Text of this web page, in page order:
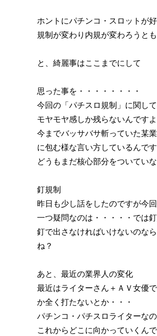
ホントにパチンコ・スロットが
規制が変わり内規が変わろうと
と、綺麗事はここまでにして
思った事を・・・・・・・・
今回の「パチスロ規制」に関し
モヤモヤ感しか残らないんです
今までバッサバサ斬っていた某
に包む様な言い方しているんで
どうもまだ核心部分をついてい
釘規制
昨日も少し話をしたのですが今
一つ疑問なのは・・・・・では
釘で出さなければいけないのな
ね？
あと、最近の業界人の変化
最近はライターさん＋ＡＶ女優
か全く打たないとか・・・
パチンコ・パチスロライターな
これからどこに向かっていくん